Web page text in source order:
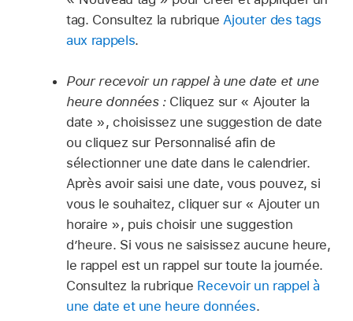
tag. Consultez la rubriqueAjouter des tags
aux rappels.
Pour recevoir un rappel à une date et une
heure données :Cliquez sur « Ajouter la
date », choisissez une suggestion de date
ou cliquez sur Personnalisé afin de
sélectionner une date dans le calendrier.
Après avoir saisi une date, vous pouvez, si
vous le souhaitez, cliquer sur « Ajouter un
horaire », puis choisir une suggestion
d’heure. Si vous ne saisissez aucune heure,
le rappel est un rappel sur toute la journée.
Consultez la rubrique Recevoir un rappel à
une date et une heure données.